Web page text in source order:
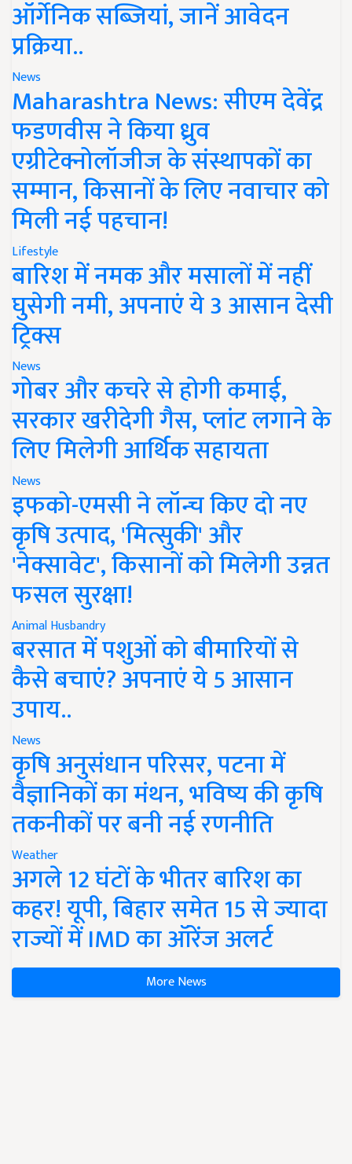
ऑर्गेनिक सब्जियां, जानें आवेदन
प्रक्रिया..
News
Maharashtra News: सीएम देवेंद्र
फडणवीस ने किया ध्रुव
एग्रीटेक्नोलॉजीज के संस्थापकों का
सम्मान, किसानों के लिए नवाचार को
मिली नई पहचान!
Lifestyle
बारिश में नमक और मसालों में नहीं
घुसेगी नमी, अपनाएं ये 3 आसान देसी
ट्रिक्स
News
गोबर और कचरे से होगी कमाई,
सरकार खरीदेगी गैस, प्लांट लगाने के
लिए मिलेगी आर्थिक सहायता
News
इफको-एमसी ने लॉन्च किए दो नए
कृषि उत्पाद, 'मित्सुकी' और
'नेक्सावेट', किसानों को मिलेगी उन्नत
फसल सुरक्षा!
Animal Husbandry
बरसात में पशुओं को बीमारियों से
कैसे बचाएं? अपनाएं ये 5 आसान
उपाय..
News
कृषि अनुसंधान परिसर, पटना में
वैज्ञानिकों का मंथन, भविष्य की कृषि
तकनीकों पर बनी नई रणनीति
Weather
अगले 12 घंटों के भीतर बारिश का
कहर! यूपी, बिहार समेत 15 से ज्यादा
राज्यों में IMD का ऑरेंज अलर्ट
More News